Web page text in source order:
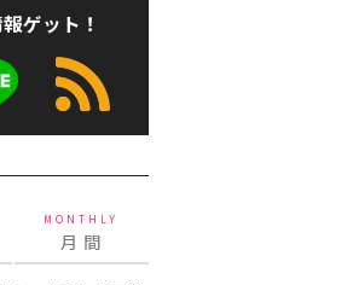
ゲット！
MONTHLY
月 間